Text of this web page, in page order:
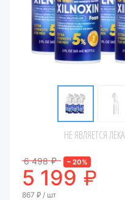
НЕ ЯВЛЯЕТСЯ
6 498 ₽ – 20%
5 199 ₽
867 ₽ / шт